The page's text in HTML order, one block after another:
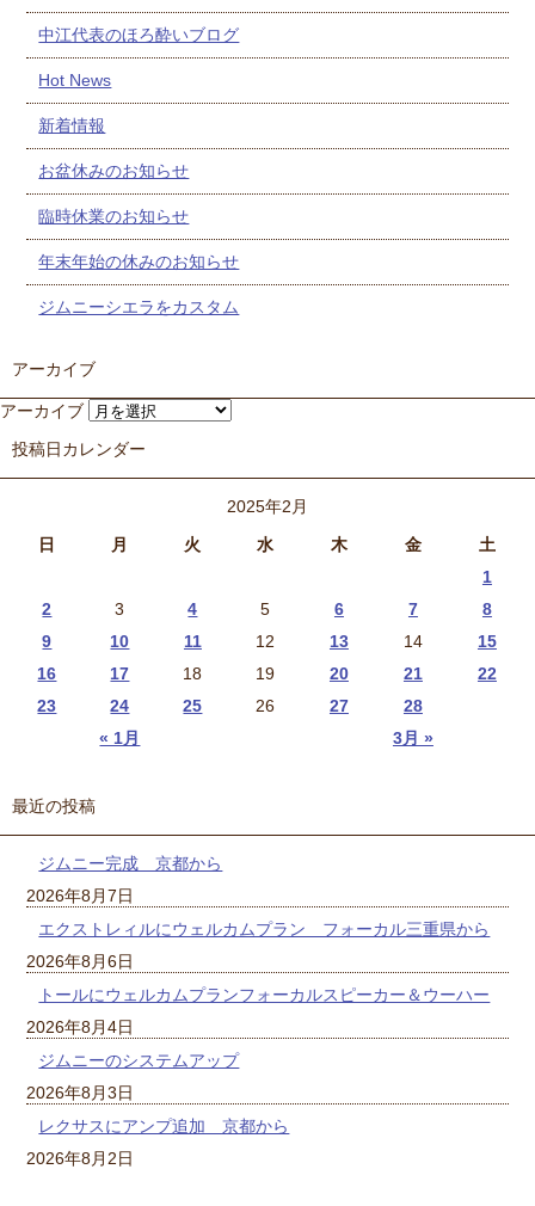
中江代表のほろ酔いブログ
Hot News
新着情報
お盆休みのお知らせ
臨時休業のお知らせ
年末年始の休みのお知らせ
ジムニーシエラをカスタム
アーカイブ
アーカイブ
投稿日カレンダー
2025年2月
日
月 火 水 木 金 土
« 1月 3月 »
1
2
3 4 5 6 7
8
9
10 11 12 13 14
15
16
17 18 19 20 21
22
23
24 25 26 27 28
最近の投稿
ジムニー完成 京都から
2026年8月7日
エクストレィルにウェルカムプラン フォーカル三重県から
2026年8月6日
トールにウェルカムプランフォーカルスピーカー＆ウーハー
2026年8月4日
ジムニーのシステムアップ
2026年8月3日
レクサスにアンプ追加 京都から
2026年8月2日